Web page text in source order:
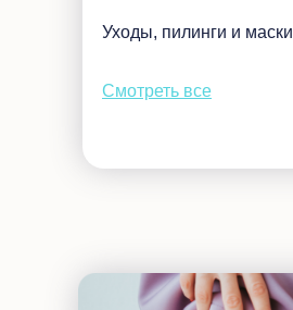
Уходы, пилинги и маски
Смотреть все